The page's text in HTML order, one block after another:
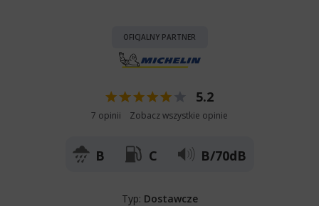
OFICJALNY PARTNER
5.2
7 opinii Zobacz wszystkie opinie
B C B/70dB
Typ: Dostawcze